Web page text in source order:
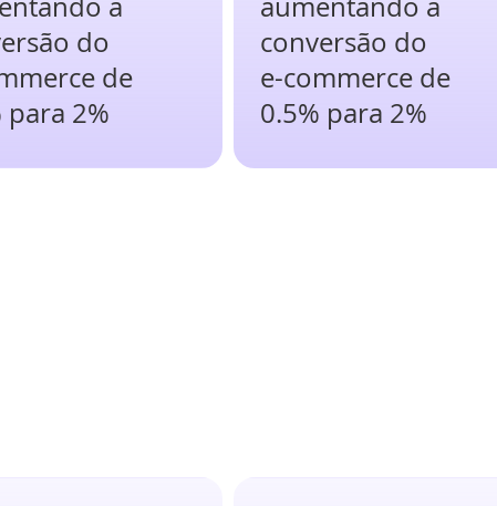
conversão do
e-commerce de
0.5% para 2%
do
de
para 2%